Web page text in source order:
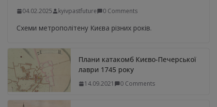
04.02.2025 kyivpastfuture 0 Comments
Схеми метрополітену Києва різних років.
Плани катакомб Києво-Печерської
лаври 1745 року
14.09.2021 0 Comments